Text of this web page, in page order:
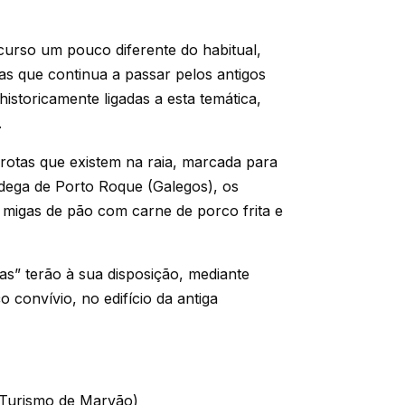
um pouco diferente do habitual,
que continua a passar pelos antigos
ligadas a esta temática,
que existem na raia, marcada para
de Porto Roque (Galegos), os
de pão com carne de porco frita e
terão à sua disposição, mediante
convívio, no edifício da antiga
de Marvão)